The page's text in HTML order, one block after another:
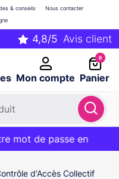
Mon compte
& conseils
Nous contacter
0
Panier
sur votre panier
le codeBIENVENUE
mot de passe en
d'Accès Collectif